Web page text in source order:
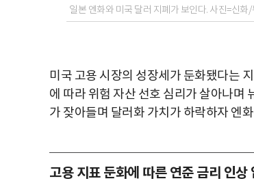
일본 엔화와 미국 달러 지폐가 보인다. 사진=신화
미국 고용 시장의 성장세가 둔화됐다는
에 따라 위험 자산 선호 심리가 살아나며
가 잦아들며 달러화 가치가 하락하자 엔
고용 지표 둔화에 따른 연준 금리 인상